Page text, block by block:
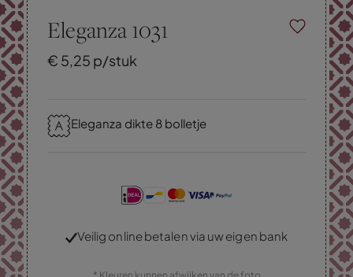
Eleganza 1031
€ 5,25 p/stuk
Eleganza dikte 8 bolletje
Veilig online betalen via uw eigen bank